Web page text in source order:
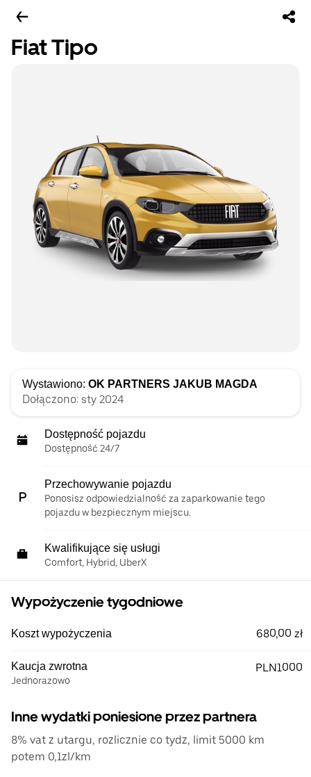
Fiat Tipo
Wystawiono: OK PARTNERS JAKUB MAGDA
Dołączono: sty 2024
Dostępność pojazdu
Dostępność 24/7
Przechowywanie pojazdu
Ponosisz odpowiedzialność za zaparkowanie tego
pojazdu w bezpiecznym miejscu.
Kwalifikujące się usługi
Comfort, Hybrid, UberX
Wypożyczenie tygodniowe
Koszt wypożyczenia 680,00 zł
Kaucja zwrotna
Jednorazowo
PLN1000
Inne wydatki poniesione przez partnera
8% vat z utargu, rozlicznie co tydz, limit 5000 km
potem 0,1zl/km